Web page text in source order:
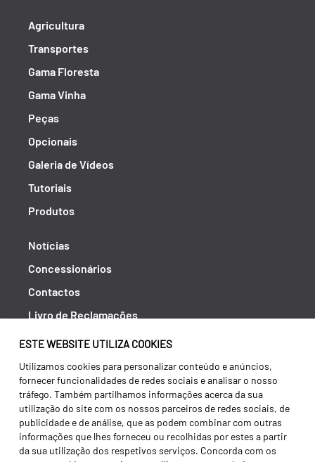
ESTE WEBSITE UTILIZA COOKIES
Utilizamos cookies para personalizar conteúdo e anúncios,
fornecer funcionalidades de redes sociais e analisar o nosso
tráfego. Também partilhamos informações acerca da sua
utilização do site com os nossos parceiros de redes sociais, de
publicidade e de análise, que as podem combinar com outras
informações que lhes forneceu ou recolhidas por estes a partir
da sua utilização dos respetivos serviços. Concorda com os
Agricultura
Transportes
Gama Floresta
Gama Vinha
Peças
Opcionais
Galeria de Vídeos
Tutoriais
Produtos
Notícias
Concessionários
Contactos
Livro de Reclamações
Política de Privacidade
Canal de Denúncias (RGPC)
Termos e condições